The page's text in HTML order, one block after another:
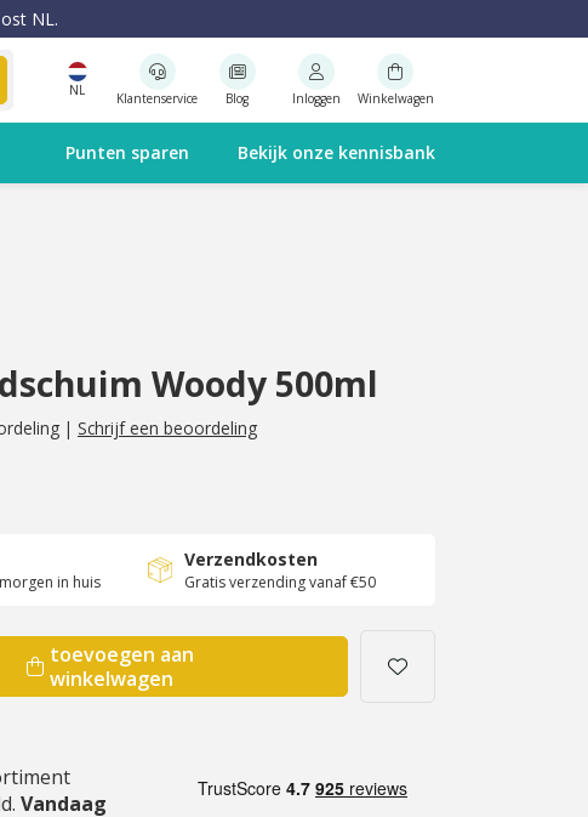
NL.
NL Klantenservice Blog Inloggen Winkelwagen
Punten sparen Bekijk onze kennisbank
Woody 500ml
| Schrijf een beoordeling
in huis
Verzendkosten
Gratis verzending vanaf €50
toevoegen aan
winkelwagen
Vandaag